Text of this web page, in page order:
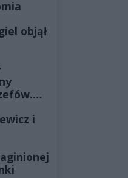
objął
i